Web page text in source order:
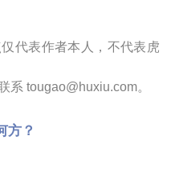
代表作者本人，不代表虎
系 tougao@huxiu.com。
方？